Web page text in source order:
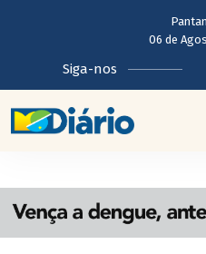
06 de
Siga-nos